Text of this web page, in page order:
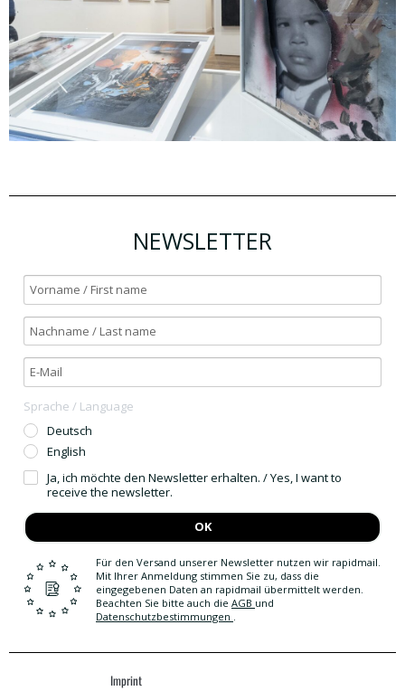
NEWSLETTER
Sprache / Language
Deutsch
English
Ja, ich möchte den Newsletter erhalten. / Yes, I want to
receive the newsletter.
OK
Für den Versand unserer Newsletter nutzen wir rapidmail.
Mit Ihrer Anmeldung stimmen Sie zu, dass die
eingegebenen Daten an rapidmail übermittelt werden.
Beachten Sie bitte auch die AGB und
Datenschutzbestimmungen
Imprint